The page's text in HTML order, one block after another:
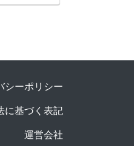
シーポリシー
に基づく表記
運営会社